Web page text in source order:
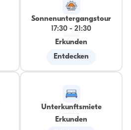
Sonnenuntergangstour
17:30 -21:30
Erkunden
Entdecken
Unterkunftsmiete
Erkunden